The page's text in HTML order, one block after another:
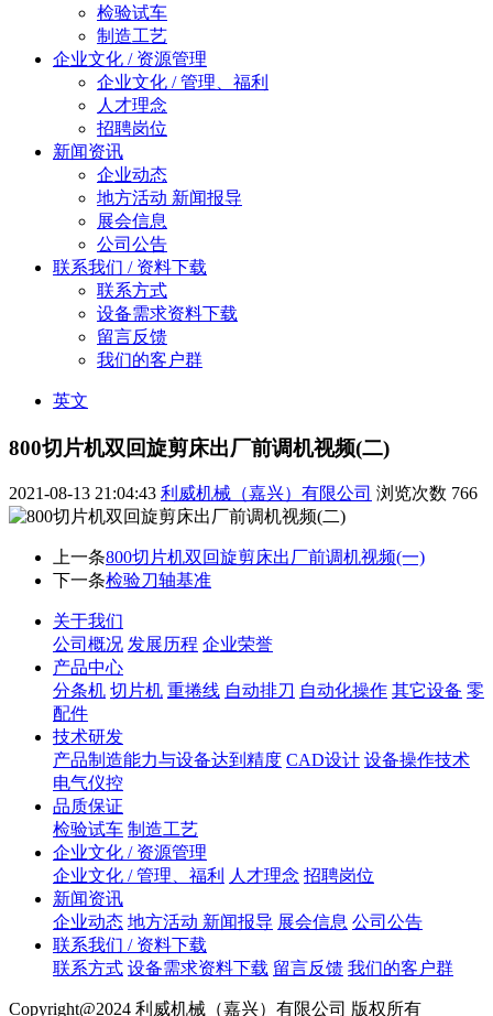
检验试车
制造工艺
企业文化 / 资源管理
企业文化 / 管理、福利
人才理念
招聘岗位
新闻资讯
企业动态
地方活动 新闻报导
展会信息
公司公告
联系我们 / 资料下载
联系方式
设备需求资料下载
留言反馈
我们的客户群
英文
800切片机双回旋剪床出厂前调机视频(二)
2021-08-13 21:04:43 利威机械（嘉兴）有限公司 浏览次数 766
上一条800切片机双回旋剪床出厂前调机视频(一)
下一条检验刀轴基准
关于我们
公司概况 发展历程 企业荣誉
产品中心
分条机 切片机 重捲线 自动排刀 自动化操作 其它设备 零
配件
技术研发
产品制造能力与设备达到精度 CAD设计 设备操作技术
电气仪控
品质保证
检验试车 制造工艺
企业文化 / 资源管理
企业文化 / 管理、福利
人才理念 招聘岗位
新闻资讯
企业动态 地方活动 新闻报导 展会信息 公司公告
联系我们 / 资料下载
联系方式 设备需求资料下载 留言反馈 我们的客户群
Copyright@2024 利威机械（嘉兴）有限公司 版权所有